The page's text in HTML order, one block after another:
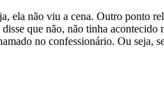
ela não viu a cena. Outro ponto
que não, não tinha
no confessionário. Ou seja,